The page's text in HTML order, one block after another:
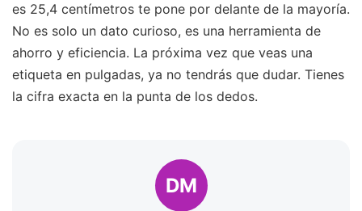
es 25,4 centímetros te pone por delante de la mayoría.
No es solo un dato curioso, es una herramienta de
ahorro y eficiencia. La próxima vez que veas una
etiqueta en pulgadas, ya no tendrás que dudar. Tienes
la cifra exacta en la punta de los dedos.
DM